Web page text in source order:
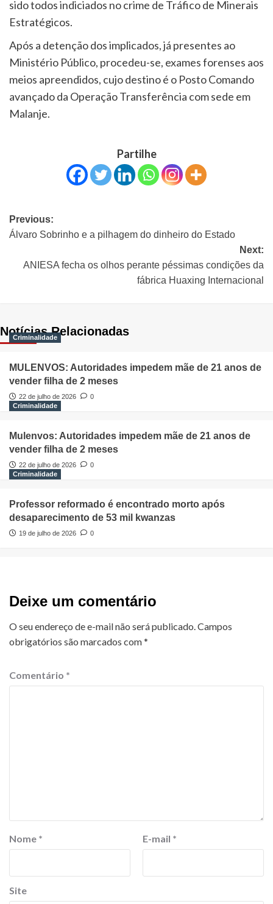
sido todos indiciados no crime de Tráfico de Minerais
Estratégicos.
Após a detenção dos implicados, já presentes ao
Ministério Público, procedeu-se, exames forenses aos
meios apreendidos, cujo destino é o Posto Comando
avançado da Operação Transferência com sede em
Malanje.
Partilhe
Previous:
Álvaro Sobrinho e a pilhagem do dinheiro do Estado
Next:
ANIESA fecha os olhos perante péssimas condições da
fábrica Huaxing Internacional
Notícias Relacionadas
Criminalidade
MULENVOS: Autoridades impedem mãe de 21 anos de
vender filha de 2 meses
22 de julho de 2026
0
Criminalidade
Mulenvos: Autoridades impedem mãe de 21 anos de
vender filha de 2 meses
22 de julho de 2026
0
Criminalidade
Professor reformado é encontrado morto após
desaparecimento de 53 mil kwanzas
19 de julho de 2026 0
Deixe um comentário
O seu endereço de e-mail não será publicado.Campos
obrigatórios são marcados com*
Comentário *
Nome * E-mail *
Site